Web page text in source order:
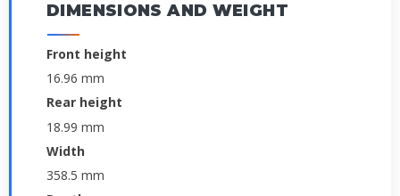
DIMENSIONS AND WEIGHT
Front height
16.96 mm
Rear height
18.99 mm
Width
358.5 mm